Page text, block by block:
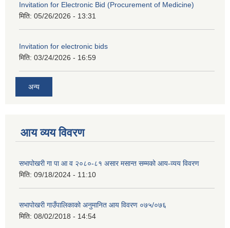
Invitation for Electronic Bid (Procurement of Medicine)
मिति: 05/26/2026 - 13:31
Invitation for electronic bids
मिति: 03/24/2026 - 16:59
अन्य
आय व्यय विवरण
सभापोखरी गा पा आ व २०८०-८१ असार मसान्त सम्मको आय-व्यय विवरण
मिति: 09/18/2024 - 11:10
सभापोखरी गाउँपालिकाको अनुमानित आय विवरण ०७५/०७६
मिति: 08/02/2018 - 14:54